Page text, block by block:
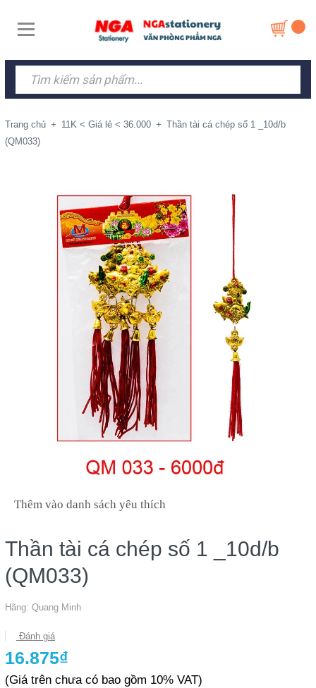
Trang chủ + 11K < Giá lẻ < 36.000 + Thần tài cá chép số 1 _10d/b
(QM033)
Thêm vào danh sách yêu thích
Thần tài cá chép số 1 _10d/b
(QM033)
Hãng: Quang Minh
Đánh giá
16.875₫
(Giá trên chưa có bao gồm 10% VAT)